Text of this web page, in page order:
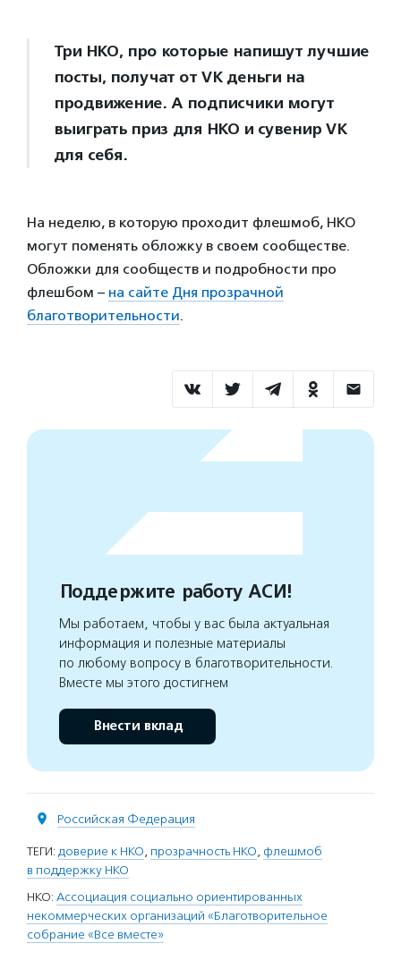
Три НКО, про которые напишут лучшие
посты, получат от VK деньги на
продвижение. А подписчики могут
выиграть приз для НКО и сувенир VK
для себя.
На неделю, в которую проходит флешмоб, НКО
могут поменять обложку в своем сообществе.
Обложки для сообществ и подробности про
флешбом – на сайте Дня прозрачной
благотворительности.
Поддержите работу АСИ!
Мы работаем, чтобы у вас была актуальная
информация и полезные материалы
по любому вопросу в благотворительности.
Вместе мы этого достигнем
Внести вклад
Российская Федерация
ТЕГИ: доверие к НКО, прозрачность НКО, флешмоб
в поддержку НКО
НКО: Ассоциация социально ориентированных
некоммерческих организаций «Благотворительное
собрание «Все вместе»